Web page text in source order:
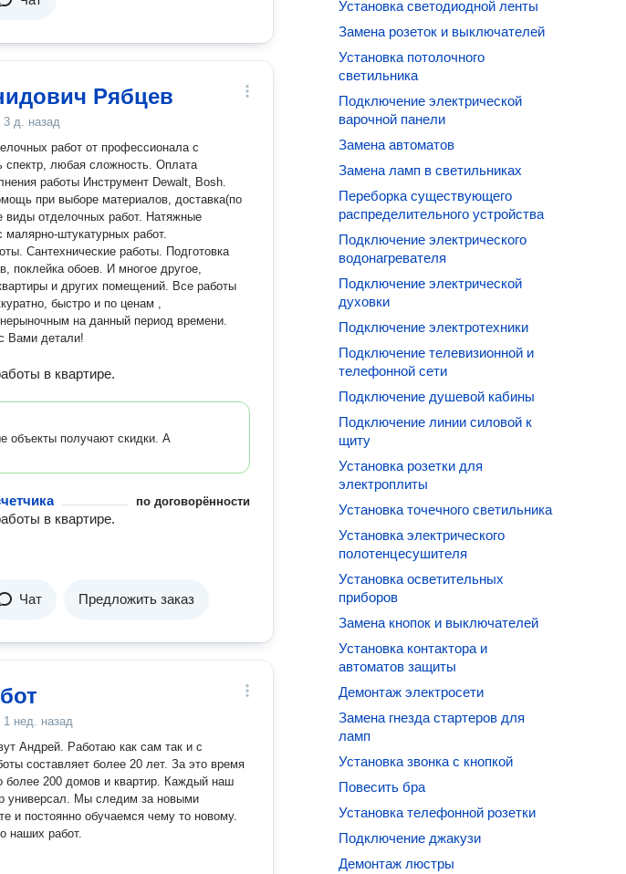
Рябцев
3 д. назад
работ от профессионала с
работы Инструмент Dewalt, Bosh.
при выборе материалов, доставка(по
виды отделочных работ. Натяжные
малярно-штукатурных работ.
Сантехнические работы. Подготовка
поклейка обоев. И многое другое,
и других помещений. Все работы
быстро и по ценам ,
на данный период времени.
Вами детали!
в квартире.
объекты получают скидки. А
по договорённости
в квартире.
Чат Предложить заказ
1 нед. назад
Андрей. Работаю как сам так и с
составляет более 20 лет. За это время
более 200 домов и квартир. Каждый наш
универсал. Мы следим за новыми
и постоянно обучаемся чему то новому.
наших работ.
Установка светодиодной ленты
Замена розеток и выключателей
Установка потолочного
светильника
Подключение электрической
варочной панели
Замена автоматов
Замена ламп в светильниках
Переборка существующего
распределительного устройства
Подключение электрического
водонагревателя
Подключение электрической
духовки
Подключение электротехники
Подключение телевизионной и
телефонной сети
Подключение душевой кабины
Подключение линии силовой к
щиту
Установка розетки для
электроплиты
Установка точечного светильника
Установка электрического
полотенцесушителя
Установка осветительных
приборов
Замена кнопок и выключателей
Установка контактора и
автоматов защиты
Демонтаж электросети
Замена гнезда стартеров для
ламп
Установка звонка с кнопкой
Повесить бра
Установка телефонной розетки
Подключение джакузи
Демонтаж люстры